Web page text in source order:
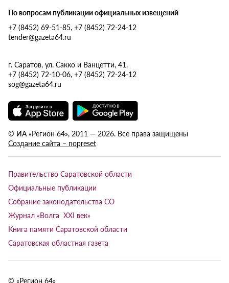
По вопросам публикации официальных извещений
+7 (8452) 69-51-85, +7 (8452) 72-24-12
tender@gazeta64.ru
г. Саратов, ул. Сакко и Ванцетти, 41.
+7 (8452) 72-10-06, +7 (8452) 72-24-12
sog@gazeta64.ru
© ИА «Регион 64», 2011 — 2026. Все права защищены
Создание сайта – nopreset
Правительство Саратовской области
Официальные публикации
Собрание законодательства СО
Журнал «Волга XXI век»
Книга памяти Саратовской области
Саратовская областная газета
© «Регион 64»